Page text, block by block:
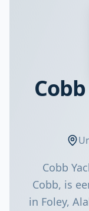
Cobb
Cobb, is
in Foley,